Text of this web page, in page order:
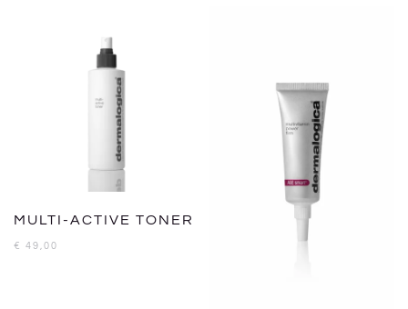
MULTI-ACTIVE TONER
€ 49,00